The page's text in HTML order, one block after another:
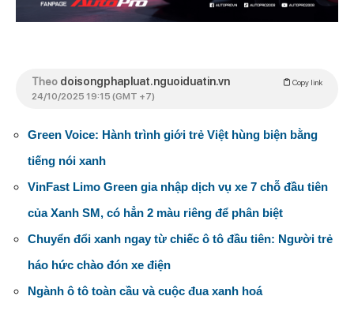
Theo doisongphapluat.nguoiduatin.vn Copy link
24/10/2025 19:15 (GMT +7)
Green Voice: Hành trình giới trẻ Việt hùng biện bằng
tiếng nói xanh
VinFast Limo Green gia nhập dịch vụ xe 7 chỗ đầu tiên
của Xanh SM, có hẳn 2 màu riêng để phân biệt
Chuyển đổi xanh ngay từ chiếc ô tô đầu tiên: Người trẻ
háo hức chào đón xe điện
Ngành ô tô toàn cầu và cuộc đua xanh hoá